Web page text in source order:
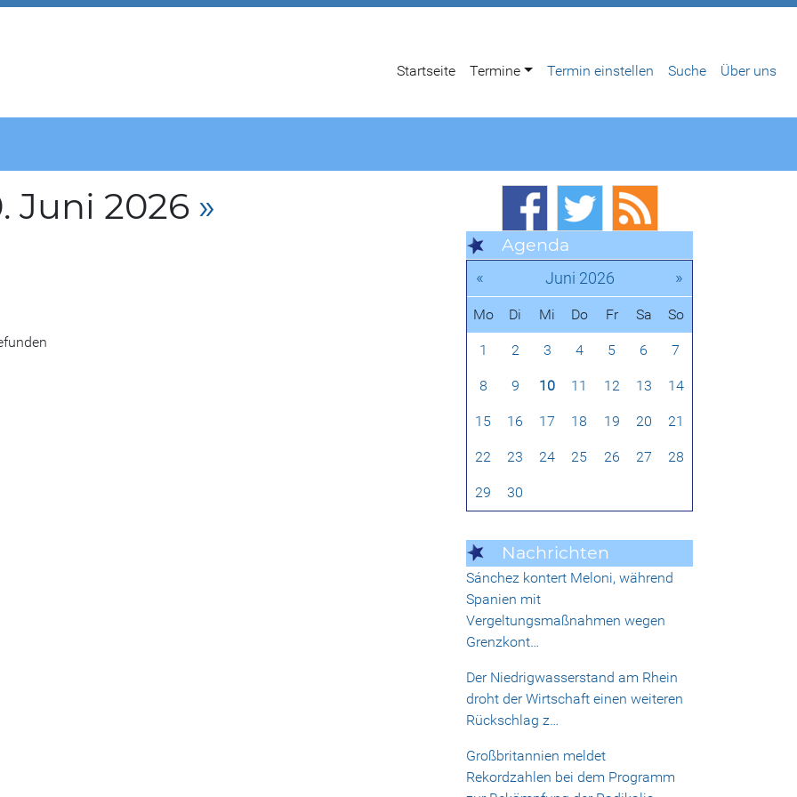
Startseite Termine Termin einstellen Suche Über uns
Juni 2026 »
Agenda
« Juni 2026 »
Mo Di Mi Do Fr Sa So
1 2 3 4 5 6 7
8 9 10 11 12 13 14
15 16 17 18 19 20 21
22 23 24 25 26 27 28
29 30
Nachrichten
Sánchez kontert Meloni, während
Spanien mit
Vergeltungsmaßnahmen wegen
Grenzkont…
Der Niedrigwasserstand am Rhein
droht der Wirtschaft einen weiteren
Rückschlag z…
Großbritannien meldet
Rekordzahlen bei dem Programm